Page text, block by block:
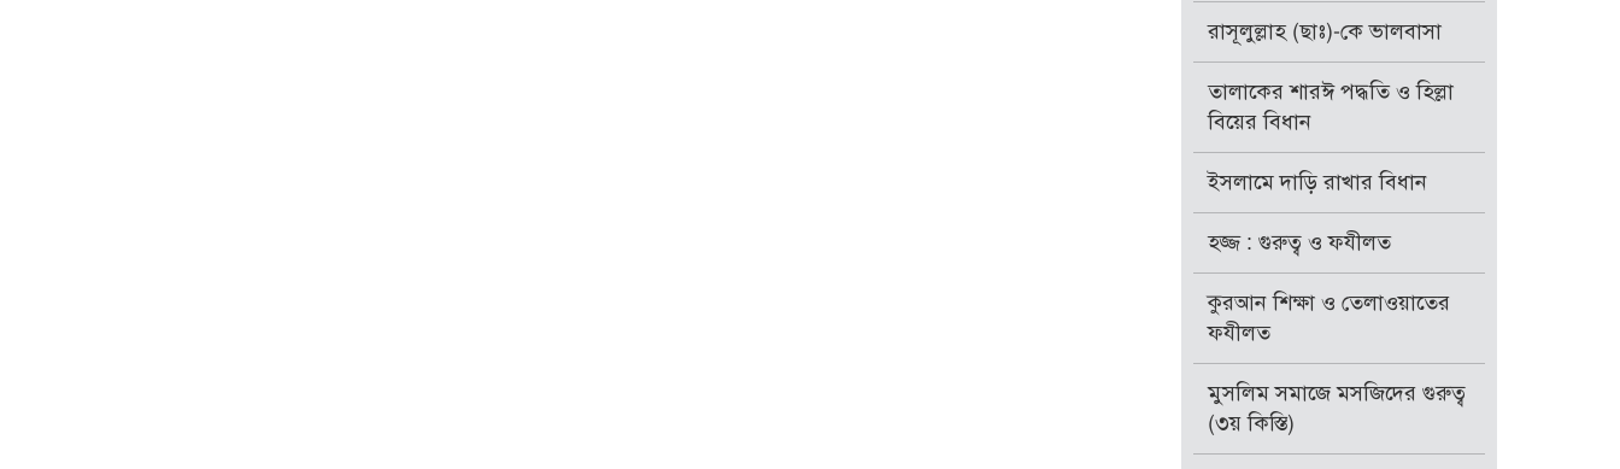
রাসূলুল্লাহ (ছাঃ)-কে ভালবাসা
তালাকের শারঈ পদ্ধতি ও হিল্লা
বিয়ের বিধান
ইসলামে দাড়ি রাখার বিধান
হজ্জ : গুরুত্ব ও ফযীলত
কুরআন শিক্ষা ও তেলাওয়াতের
ফযীলত
মুসলিম সমাজে মসজিদের গুরুত্ব
(৩য় কিস্তি)